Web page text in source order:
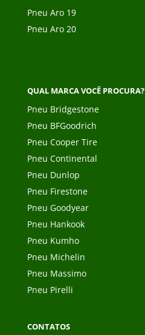
Pneu Aro 19
Pneu Aro 20
QUAL MARCA VOCÊ PROCURA?
Pneu Bridgestone
Pneu BFGoodrich
Pneu Cooper Tire
Pneu Continental
Pneu Dunlop
Pneu Firestone
Pneu Goodyear
Pneu Hankook
Pneu Kumho
Pneu Michelin
Pneu Massimo
Pneu Pirelli
CONTATOS